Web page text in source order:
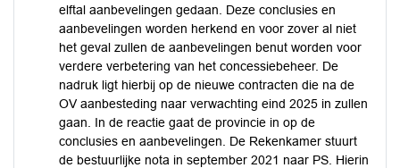
elftal aanbevelingen gedaan. Deze conclusies en
aanbevelingen worden herkend en voor zover al niet
het geval zullen de aanbevelingen benut worden voor
verdere verbetering van het concessiebeheer. De
nadruk ligt hierbij op de nieuwe contracten die na de
OV aanbesteding naar verwachting eind 2025 in zullen
gaan. In de reactie gaat de provincie in op de
conclusies en aanbevelingen. De Rekenkamer stuurt
de bestuurlijke nota in september 2021 naar PS. Hierin